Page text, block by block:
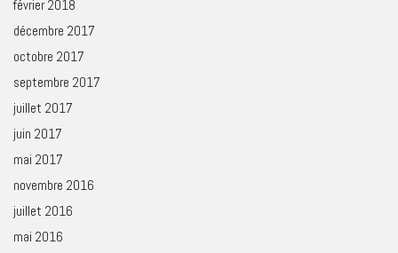
février 2018
décembre 2017
octobre 2017
septembre 2017
juillet 2017
juin 2017
mai 2017
novembre 2016
juillet 2016
mai 2016